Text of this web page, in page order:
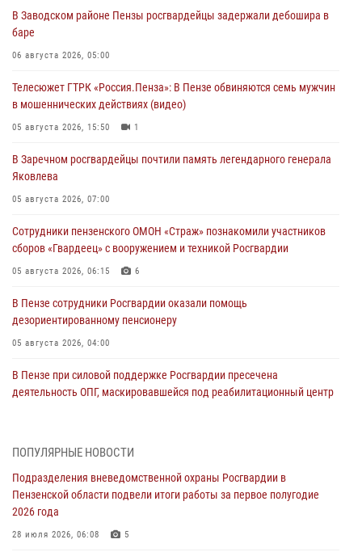
В Заводском районе Пензы росгвардейцы задержали дебошира в
баре
06 августа 2026, 05:00
Телесюжет ГТРК «Россия.Пенза»: В Пензе обвиняются семь мужчин
в мошеннических действиях (видео)
05 августа 2026, 15:50 1
В Заречном росгвардейцы почтили память легендарного генерала
Яковлева
05 августа 2026, 07:00
Сотрудники пензенского ОМОН «Страж» познакомили участников
сборов «Гвардеец» с вооружением и техникой Росгвардии
05 августа 2026, 06:15 6
В Пензе сотрудники Росгвардии оказали помощь
дезориентированному пенсионеру
05 августа 2026, 04:00
В Пензе при силовой поддержке Росгвардии пресечена
деятельность ОПГ, маскировавшейся под реабилитационный центр
работы за первое полугодие 2026 года
Росгвардия обеспечила безопасность праздничных мероприятий в
ПОПУЛЯРНЫЕ НОВОСТИ
Подразделения вневедомственной охраны Росгвардии в
Пензенской области подвели итоги работы за первое полугодие
2026 года
28 июля 2026, 06:08 5